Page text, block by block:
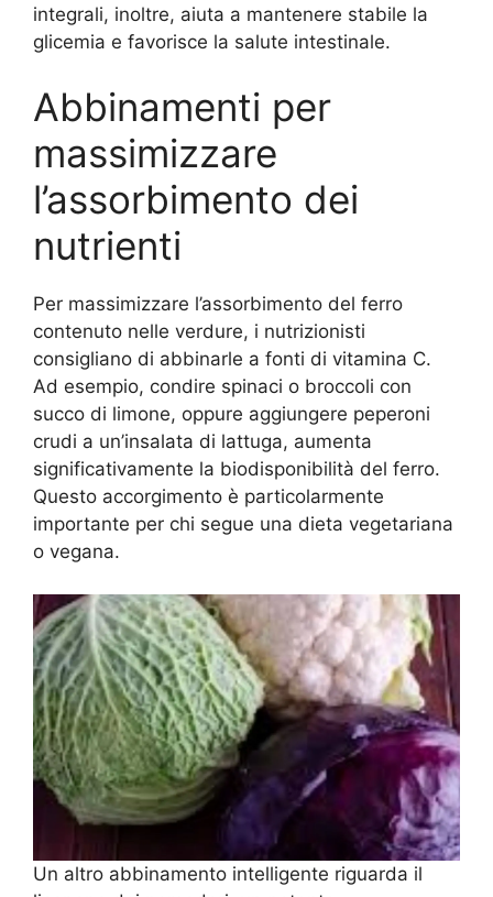
integrali, inoltre, aiuta a mantenere stabile la
glicemia e favorisce la salute intestinale.
Abbinamenti per
massimizzare
l’assorbimento dei
nutrienti
Per massimizzare l’assorbimento del ferro
contenuto nelle verdure, i nutrizionisti
consigliano di abbinarle a fonti di vitamina C.
Ad esempio, condire spinaci o broccoli con
succo di limone, oppure aggiungere peperoni
crudi a un’insalata di lattuga, aumenta
significativamente la biodisponibilità del ferro.
Questo accorgimento è particolarmente
importante per chi segue una dieta vegetariana
o vegana.
Un altro abbinamento intelligente riguarda il